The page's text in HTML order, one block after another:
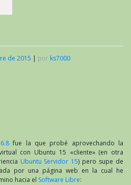
de 2015 | por ks7000
fue la que probé aprovechando la
con Ubuntu 15 «cliente» (en otra
Ubuntu Servidor 15) pero supe de
por una página web en la cual he
hacia el Software Libre: